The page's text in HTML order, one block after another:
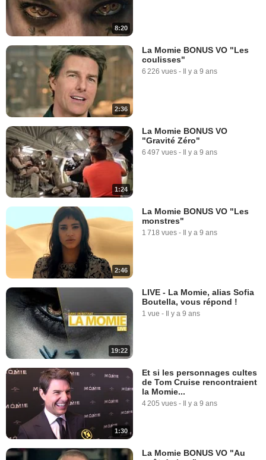
8:20
2:36
La Momie BONUS VO "Les
coulisses"
6 226 vues - Il y a 9 ans
1:24
La Momie BONUS VO
"Gravité Zéro"
6 497 vues - Il y a 9 ans
2:46
La Momie BONUS VO "Les
monstres"
1 718 vues - Il y a 9 ans
19:22
LIVE - La Momie, alias Sofia
Boutella, vous répond !
1 vue - Il y a 9 ans
1:30
Et si les personnages cultes
de Tom Cruise rencontraient
la Momie...
4 205 vues - Il y a 9 ans
La Momie BONUS VO "Au